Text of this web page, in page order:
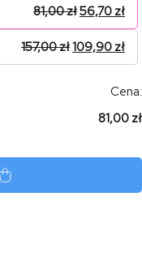
81,00zł56,70 zł
157,00zł109,90 zł
Cena:
81,00 zł